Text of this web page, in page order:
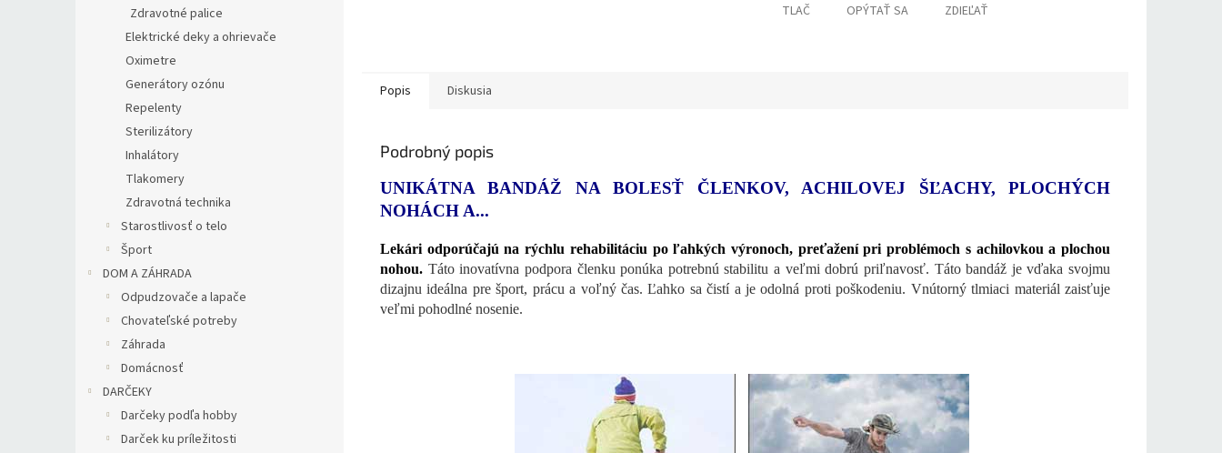
Zdravotné palice
Elektrické deky a ohrievače
Oximetre
Generátory ozónu
Repelenty
Sterilizátory
Inhalátory
Tlakomery
Zdravotná technika
Starostlivosť o telo
Šport
DOM A ZÁHRADA
Odpudzovače a lapače
Chovateľské potreby
Záhrada
Domácnosť
DARČEKY
Darčeky podľa hobby
Darček ku príležitosti
TLAČ OPÝTAŤ SA ZDIEĽAŤ
Popis Diskusia
Podrobný popis
UNIKÁTNA BANDÁŽ NA BOLESŤ ČLENKOV, ACHILOVEJ ŠĽACHY, PLOCHÝCH
NOHÁCH A...
Lekári odporúčajú na rýchlu rehabilitáciu po ľahkých výronoch, preťažení pri problémoch s achilovkou a plochou
nohou. Táto inovatívna podpora členku ponúka potrebnú stabilitu a veľmi dobrú priľnavosť. Táto bandáž je vďaka svojmu
dizajnu ideálna pre šport, prácu a voľný čas. Ľahko sa čistí a je odolná proti poškodeniu. Vnútorný tlmiaci materiál zaisťuje
veľmi pohodlné nosenie.